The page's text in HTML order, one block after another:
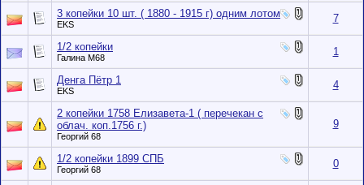
3 копейки 10 шт. ( 1880 - 1915 г) одним лотом
EKS 7
1/2 копейки
Галина М68 1
Денга Пётр 1
EKS 4
2 копейки 1758 Елизавета-1 ( перечекан с
облач. коп.1756 г.)
Георгий 68
9
1/2 копейки 1899 СПБ
Георгий 68 0